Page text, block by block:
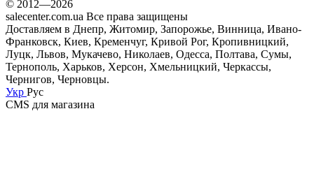
© 2012—2026
salecenter.com.ua Все права защищены
Доставляем в Днепр, Житомир, Запорожье, Винница, Ивано-
Франковск, Киев, Кременчуг, Кривой Рог, Кропивницкий,
Луцк, Львов, Мукачево, Николаев, Одесса, Полтава, Сумы,
Тернополь, Харьков, Херсон, Хмельницкий, Черкассы,
Чернигов, Черновцы.
Укр Рус
CMS для магазина